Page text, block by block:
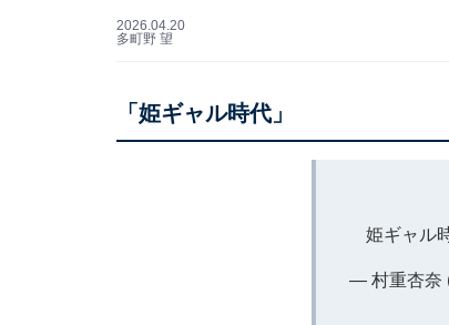
2026.04.20
多町野 望
「姫ギャル時代」
姫ギャル
— 村重杏奈